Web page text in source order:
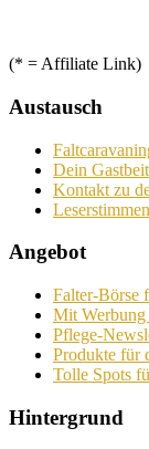
(* = Affiliate Link)
Austausch
Dein
Kontakt zu
Angebot
Falter-Börse
Mit Werbung
Pflege-
Produkte für
Tolle Spots
Hintergrund